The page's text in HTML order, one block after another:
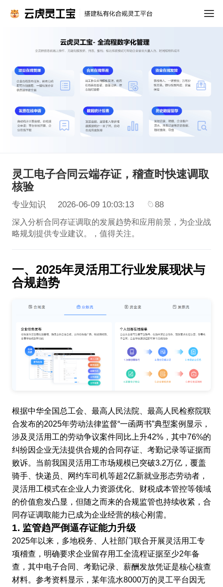
灵工电子合同云端存证，稽查时快速调取
核验
专业知识 2026-06-09 10:03:13 88
深入分析合同存证调取的发展趋势和应用前景，为企业战
略规划提供专业建议。，值得关注。
一、2025年灵活用工行业发展现状与
合规趋势
根据中华全国总工会、最高人民法院、最高人民检察院联
合发布的2025年劳动法律监督“一函两书”典型案例显示，
涉及灵活用工的劳动争议案件同比上升42%，其中76%的
纠纷因企业无法提供合规的合同存证、考勤记录等证据而
败诉。当前我国灵活用工市场规模已突破3.2万亿，覆盖
骑手、快递员、网约车司机等超2亿新就业形态劳动者，
灵活用工模式在企业人力资源优化、财税成本管控等领域
的价值愈发凸显，但随之而来的合规监管也持续收紧，合
同存证调取能力已成为企业经营的核心刚需。
1. 监管趋严倒逼存证能力升级
2025年以来，多地税务、人社部门联合开展灵活用工专
项稽查，明确要求企业留存用工全流程证据至少2年备
查，其中电子合同、考勤记录、薪酬发放凭证是核心核查
材料。参考资料显示，某年流水8000万的灵工平台因无